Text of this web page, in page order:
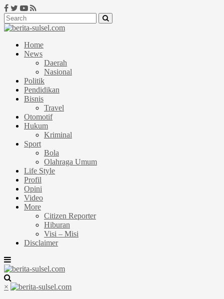
Home
News
Daerah
Nasional
Politik
Pendidikan
Bisnis
Travel
Otomotif
Hukum
Kriminal
Sport
Bola
Olahraga Umum
Life Style
Profil
Opini
Video
More
Citizen Reporter
Hiburan
Visi – Misi
Disclaimer
×